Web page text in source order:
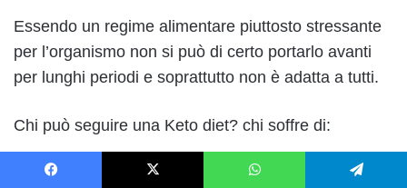
Essendo un regime alimentare piuttosto stressante
per l’organismo non si può di certo portarlo avanti
per lunghi periodi e soprattutto non è adatta a tutti.
Chi può seguire una Keto diet? chi soffre di:
obesità grave;